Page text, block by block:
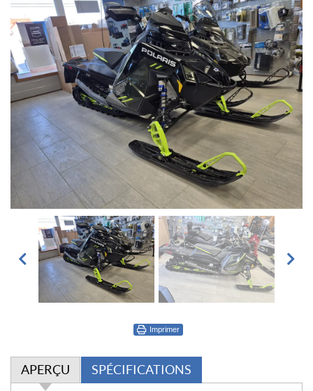
Imprimer
APERÇU SPÉCIFICATIONS